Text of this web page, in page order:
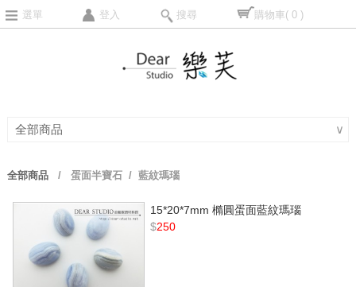
選單 登入 搜尋 購物車( 0 )
全部商品 ∨
全部商品/ 蛋面半寶石/ 藍紋瑪瑙
15*20*7mm 橢圓蛋面藍紋瑪瑙
$250